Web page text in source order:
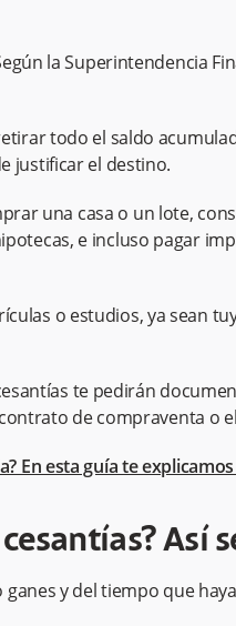
la Superintendencia
todo el saldo
justificar el destino.
una casa o un lote,
e incluso pagar
o estudios, ya sean
te pedirán
de compraventa o
En esta guía te
Así
y del tiempo que